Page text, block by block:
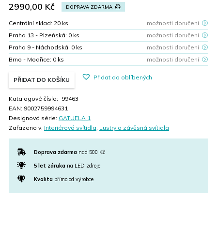
2990,00 Kč DOPRAVA ZDARMA
Centrální sklad: 20 ks
možnosti doručení
Praha 13 - Plzeňská: 0 ks
možnosti doručení
Praha 9 - Náchodská: 0 ks
možnosti doručení
Brno - Modřice: 0 ks možnosti doručení
PŘIDAT DO KOŠÍKU Přidat do oblíbených
Katalogové číslo: 99463
EAN: 9002759994631
Designová série: GATUELA 1
Zařazeno v: Interiérová svítidla Lustry a závěsná svítidla
Doprava zdarma nad 500 Kč
5 let zárukana LED zdroje
Kvalitapřímo od výrobce